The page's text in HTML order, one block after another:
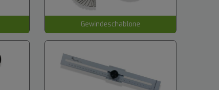
Gewindeschablone